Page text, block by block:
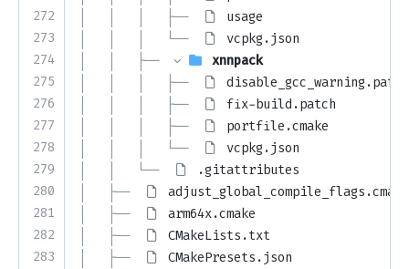
272
273
274
275
276
277
278
279
280
281
282
283
│   │   │   ├──
usage
│   │   │   └──
vcpkg.json
│   │   ├──
xnnpack
│   │   │   ├──
disable_gcc_warning.patch
│   │   │   ├──
fix-build.patch
│   │   │   ├──
portfile.cmake
│   │   │   └──
vcpkg.json
│   │   └──
.gitattributes
│   ├──
adjust_global_compile_flags.cmake
│   ├──
arm64x.cmake
│   ├──
CMakeLists.txt
│   ├──
CMakePresets.json